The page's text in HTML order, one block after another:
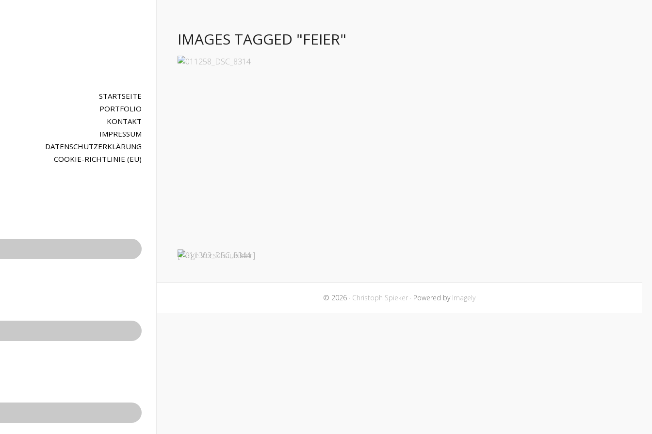
STARTSEITE
PORTFOLIO
KONTAKT
IMPRESSUM
DATENSCHUTZERKLÄRUNG
COOKIE-RICHTLINIE (EU)
IMAGES TAGGED "FEIER"
[Zeige Vorschaubilder]
© 2026 · Christoph Spieker · Powered by Imagely